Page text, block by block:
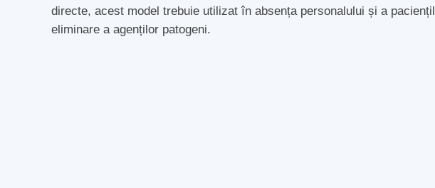
directe, acest model trebuie utilizat în absența personalului și a
eliminare a agenților patogeni.